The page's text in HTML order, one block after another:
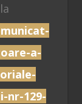
a-
nr-129-